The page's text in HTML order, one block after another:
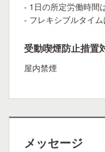
- 1日の所定労働時間
- フレキシブルタイ
受動喫煙防止措置
屋内禁煙
メッセージ